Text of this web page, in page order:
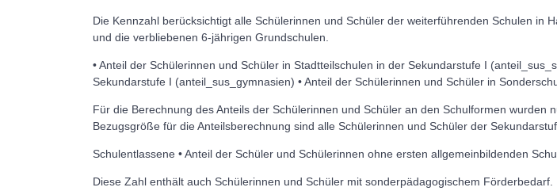
Die Kennzahl berücksichtigt alle Schülerinnen und Schüler der weiterführenden Schulen in
und die verbliebenen 6-jährigen Grundschulen.
• Anteil der Schülerinnen und Schüler in Stadtteilschulen in der Sekundarstufe I
Sekundarstufe I (anteil_sus_gymnasien) • Anteil der Schülerinnen und Schüler in
Für die Berechnung des Anteils der Schülerinnen und Schüler an den Schulformen
Bezugsgröße für die Anteilsberechnung sind alle Schülerinnen und Schüler der
Schulentlassene • Anteil der Schüler und Schülerinnen ohne ersten allgemeinbildenden
Diese Zahl enthält auch Schülerinnen und Schüler mit sonderpädagogischem